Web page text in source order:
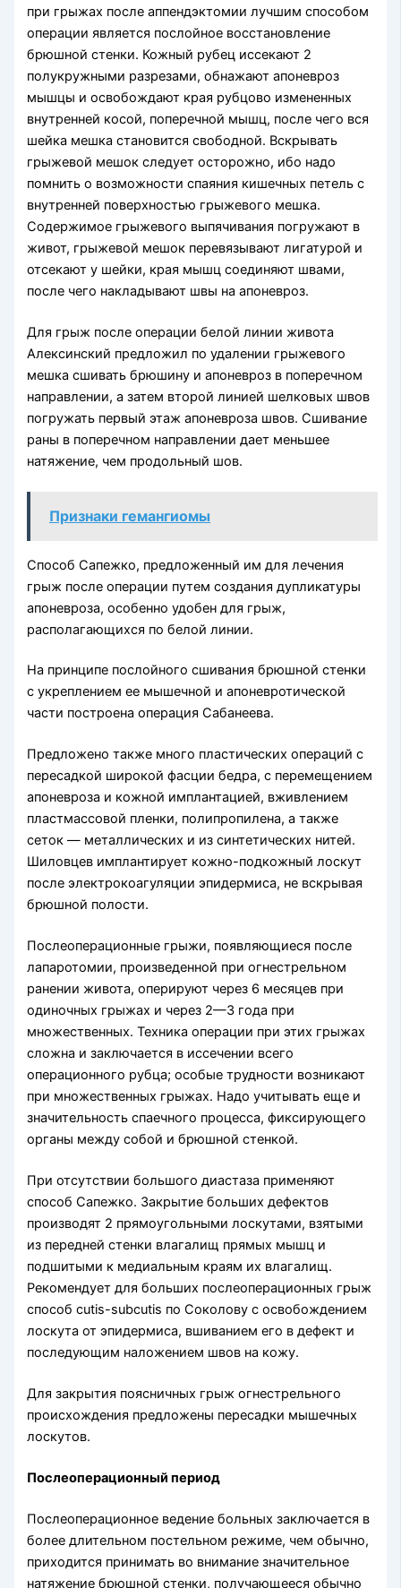
при грыжах после аппендэктомии лучшим способом
операции является послойное восстановление
брюшной стенки. Кожный рубец иссекают 2
полукружными разрезами, обнажают апоневроз
мышцы и освобождают края рубцово измененных
внутренней косой, поперечной мышц, после чего вся
шейка мешка становится свободной. Вскрывать
грыжевой мешок следует осторожно, ибо надо
помнить о возможности спаяния кишечных петель с
внутренней поверхностью грыжевого мешка.
Содержимое грыжевого выпячивания погружают в
живот, грыжевой мешок перевязывают лигатурой и
отсекают у шейки, края мышц соединяют швами,
после чего накладывают швы на апоневроз.
Для грыж после операции белой линии живота
Алексинский предложил по удалении грыжевого
мешка сшивать брюшину и апоневроз в поперечном
направлении, а затем второй линией шелковых швов
погружать первый этаж апоневроза швов. Сшивание
раны в поперечном направлении дает меньшее
натяжение, чем продольный шов.
Признаки гемангиомы
Способ Сапежко, предложенный им для лечения
грыж после операции путем создания дупликатуры
апоневроза, особенно удобен для грыж,
располагающихся по белой линии.
На принципе послойного сшивания брюшной стенки
с укреплением ее мышечной и апоневротической
части построена операция Сабанеева.
Предложено также много пластических операций с
пересадкой широкой фасции бедра, с перемещением
апоневроза и кожной имплантацией, вживлением
пластмассовой пленки, полипропилена, а также
сеток — металлических и из синтетических нитей.
Шиловцев имплантирует кожно-подкожный лоскут
после электрокоагуляции эпидермиса, не вскрывая
брюшной полости.
Послеоперационные грыжи, появляющиеся после
лапаротомии, произведенной при огнестрельном
ранении живота, оперируют через 6 месяцев при
одиночных грыжах и через 2—3 года при
множественных. Техника операции при этих грыжах
сложна и заключается в иссечении всего
операционного рубца; особые трудности возникают
при множественных грыжах. Надо учитывать еще и
значительность спаечного процесса, фиксирующего
органы между собой и брюшной стенкой.
При отсутствии большого диастаза применяют
способ Сапежко. Закрытие больших дефектов
производят 2 прямоугольными лоскутами, взятыми
из передней стенки влагалищ прямых мышц и
подшитыми к медиальным краям их влагалищ.
Рекомендует для больших послеоперационных грыж
способ cutis-subcutis по Соколову с освобождением
лоскута от эпидермиса, вшиванием его в дефект и
последующим наложением швов на кожу.
Для закрытия поясничных грыж огнестрельного
происхождения предложены пересадки мышечных
лоскутов.
Послеоперационный период
Послеоперационное ведение больных заключается в
более длительном постельном режиме, чем обычно,
приходится принимать во внимание значительное
натяжение брюшной стенки, получающееся обычно